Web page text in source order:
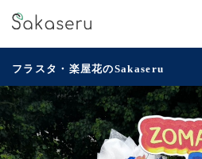
フラスタ・楽屋花のSakaseru